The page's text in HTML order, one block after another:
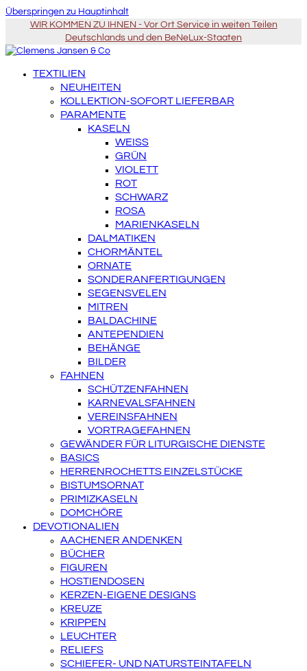
Überspringen zu Hauptinhalt
WIR KOMMEN ZU IHNEN - Vor Ort Service in weiten Teilen
Deutschlands und den BeNeLux-Staaten
TEXTILIEN
NEUHEITEN
KOLLEKTION-SOFORT LIEFERBAR
PARAMENTE
KASELN
WEISS
GRÜN
VIOLETT
ROT
SCHWARZ
ROSA
MARIENKASELN
DALMATIKEN
CHORMÄNTEL
ORNATE
SONDERANFERTIGUNGEN
SEGENSVELEN
MITREN
BALDACHINE
ANTEPENDIEN
BEHÄNGE
BILDER
FAHNEN
SCHÜTZENFAHNEN
KARNEVALSFAHNEN
VEREINSFAHNEN
VORTRAGEFAHNEN
GEWÄNDER FÜR LITURGISCHE DIENSTE
BASICS
HERRENROCHETTS EINZELSTÜCKE
BISTUMSORNAT
PRIMIZKASELN
DOMCHÖRE
DEVOTIONALIEN
AACHENER ANDENKEN
BÜCHER
FIGUREN
HOSTIENDOSEN
KERZEN-EIGENE DESIGNS
KREUZE
KRIPPEN
LEUCHTER
RELIEFS
SCHIEFER- UND NATURSTEINTAFELN